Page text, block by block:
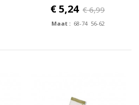
€ 5,24 € 6,99
Maat : 68-74 56-62